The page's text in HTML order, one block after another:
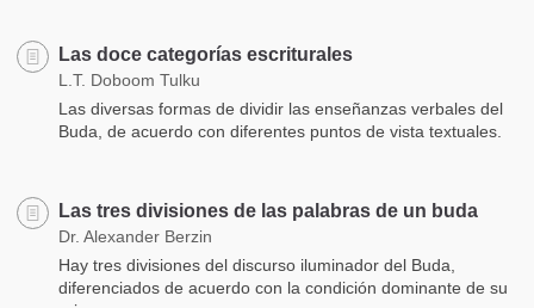
Las doce categorías escriturales
L.T. Doboom Tulku
Las diversas formas de dividir las enseñanzas verbales del
Buda, de acuerdo con diferentes puntos de vista textuales.
Las tres divisiones de las palabras de un buda
Dr. Alexander Berzin
Hay tres divisiones del discurso iluminador del Buda,
diferenciados de acuerdo con la condición dominante de su